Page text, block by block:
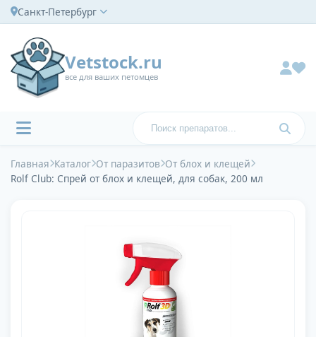
Санкт-Петербург
Vetstock.ru
все для ваших петомцев
Главная Каталог От паразитов От блох и клещей
Rolf Club: Спрей от блох и клещей, для собак, 200 мл